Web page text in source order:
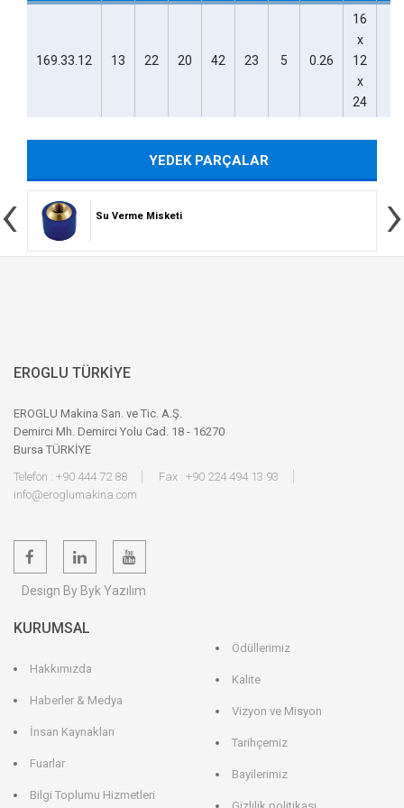
169.33.12 13 22 20 42 23 5 0.26
16
x
12
x
24
YEDEK PARÇALAR
Su Verme Misketi
‹ ›
EROGLU TÜRKİYE
EROGLU Makina San. ve Tic. A.Ş.
Demirci Mh. Demirci Yolu Cad. 18 - 16270
Bursa TÜRKİYE
Telefon : +90 444 72 88
Fax : +90 224 494 13 93
info@eroglumakina.com
Design By Byk Yazılım
KURUMSAL
Hakkımızda
Haberler & Medya
İnsan Kaynakları
Fuarlar
Bilgi Toplumu Hizmetleri
Ödüllerimiz
Kalite
Vizyon ve Misyon
Tarihçemiz
Bayilerimiz